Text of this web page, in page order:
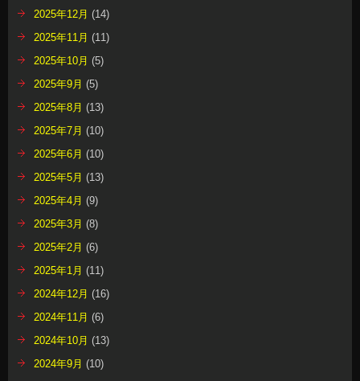
2025年12月 (14)
2025年11月 (11)
2025年10月 (5)
2025年9月 (5)
2025年8月 (13)
2025年7月 (10)
2025年6月 (10)
2025年5月 (13)
2025年4月 (9)
2025年3月 (8)
2025年2月 (6)
2025年1月 (11)
2024年12月 (16)
2024年11月 (6)
2024年10月 (13)
2024年9月 (10)